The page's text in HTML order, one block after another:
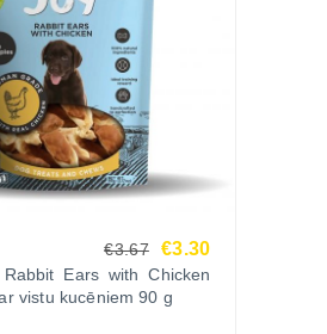
€3.67 €3.30
Ears with Chicken
vistu kucēniem 90 g